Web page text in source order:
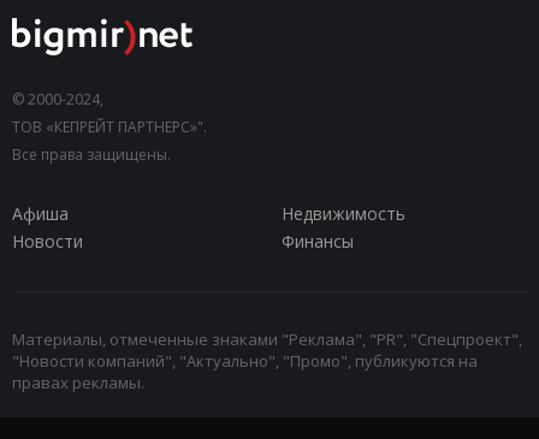
© 2000-2024,
ТОВ «КЕПРЕЙТ ПАРТНЕРС»".
Все права защищены.
Афиша
Недвижимость
Новости
Финансы
Материалы, отмеченные знаками "Реклама", "PR", "Спецпроект",
"Новости компаний", "Актуально", "Промо", публикуются на
правах рекламы.